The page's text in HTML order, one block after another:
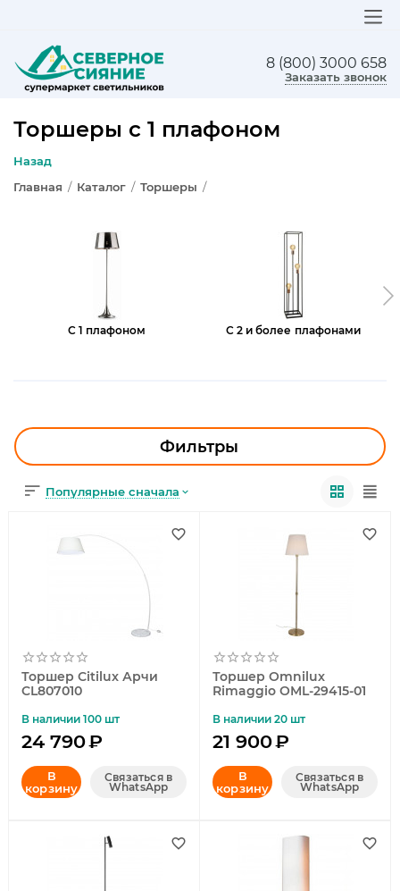
8 (800) 3000 658
Заказать звонок
Торшеры с 1 плафоном
Назад
Главная / Каталог / Торшеры /
С 1 плафоном С 2 и более плафонами
Фильтры
Популярные сначала
Торшер Citilux Арчи
CL807010
В наличии 100 шт
24 790₽
В
корзину
Связаться в
WhatsApp
Торшер Omnilux
Rimaggio OML-29415-01
В наличии 20 шт
21 900₽
В
корзину
Связаться в
WhatsApp
ЛЮСТРЫ
БРА И ПОДСВЕТКА
НАСТОЛЬНЫЕ ЛАМПЫ
ТРЕКОВЫЕ СИСТЕМЫ
ОФИСНОЕ ОСВЕЩЕНИЕ
СВЕТОДИОДНАЯ ПОДСВЕТКА
ЭЛЕКТРОТОВАРЫ
ПРЕДМЕТЫ ИНТЕРЬЕРА
НОВОГОДНИЕ ТОВАРЫ